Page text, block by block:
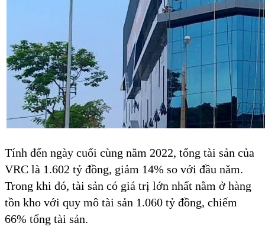
Tính đến ngày cuối cùng năm 2022, tổng tài sản của
VRC là 1.602 tỷ đồng, giảm 14% so với đầu năm.
Trong khi đó, tài sản có giá trị lớn nhất nằm ở hàng
tồn kho với quy mô tài sản 1.060 tỷ đồng, chiếm
66% tổng tài sản.